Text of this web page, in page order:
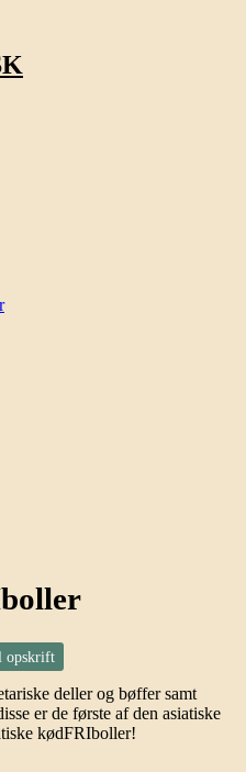
opskrift
deller og bøffer samt
er de første af den asiatiske
kødFRIboller!